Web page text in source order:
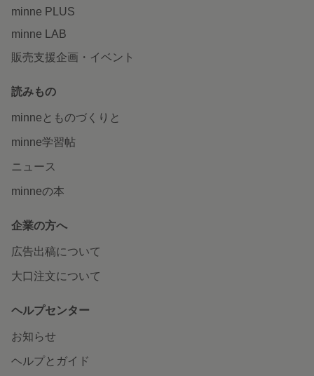
minne PLUS
minne LAB
販売支援企画・イベント
読みもの
minneとものづくりと
minne学習帖
ニュース
minneの本
企業の方へ
広告出稿について
大口注文について
ヘルプセンター
お知らせ
ヘルプとガイド